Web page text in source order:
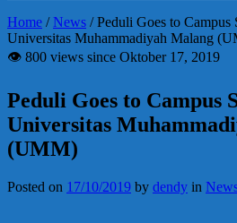
Home /News /Peduli Goes to Campus
Universitas Muhammadiyah Malang
👁 800 views since Oktober 17, 2019
Peduli Goes to Campus
Universitas
(UMM)
Posted on 17/10/2019 by dendy in